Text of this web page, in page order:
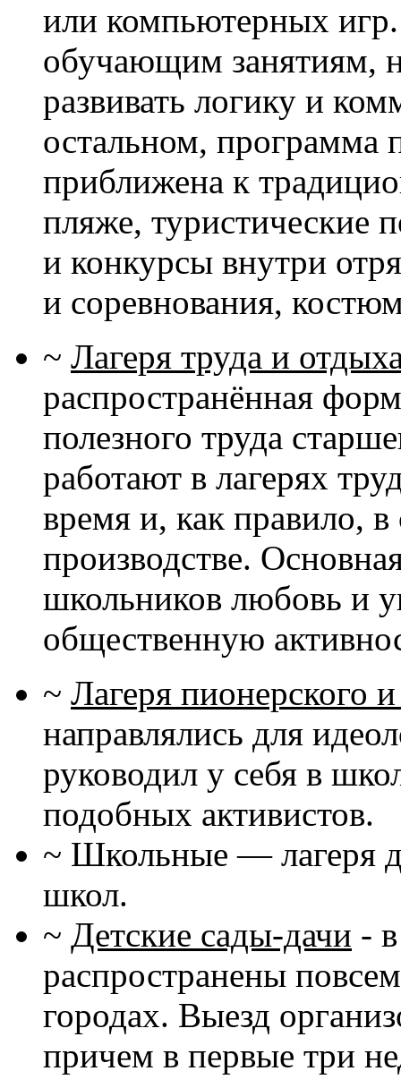
или компьютерных
обучающим занятиям,
развивать логику и
остальном, программа
приближена к
пляже, туристические
и конкурсы внутри
и соревнования,
~ Лагеря труда и
распространённая
полезного труда
работают в лагерях
время и, как правило, в
производстве.
школьников любовь и
общественную
~ Лагеря пионерского
направлялись для
руководил у себя в
подобных активистов.
~ Школьные — лагеря
школ.
~ Детские сады-дачи -
распространены
городах. Выезд
причем в первые три